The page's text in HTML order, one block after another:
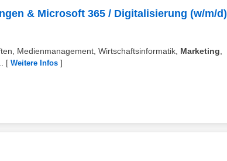
& Microsoft 365 / Digitalisierung (w/m/d)
Medienmanagement, Wirtschaftsinformatik, Marketing
[ Weitere Infos ]